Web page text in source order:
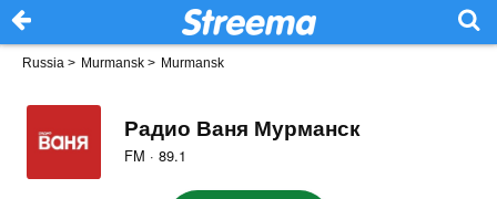
Russia > Murmansk > Murmansk
Радио Ваня Мурманск
FM · 89.1